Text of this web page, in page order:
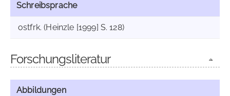
Schreibsprache
ostfrk. (Heinzle [1999] S. 128)
Forschungsliteratur
Abbildungen